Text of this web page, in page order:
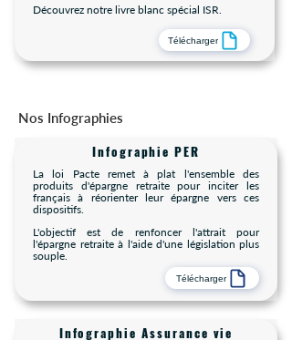
Découvrez notre livre blanc spécial ISR.
Télécharger
Nos Infographies
Infographie PER
La loi Pacte remet à plat l'ensemble des
produits d'épargne retraite pour inciter les
français à réorienter leur épargne vers ces
dispositifs.
L'objectif est de renfoncer l'attrait pour
l'épargne retraite à l'aide d'une législation plus
souple.
Télécharger
Infographie Assurance vie